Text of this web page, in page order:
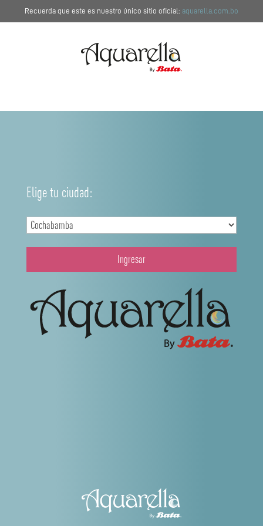
Recuerda que este es nuestro único sitio oficial: aquarella.com.bo
Elige tu ciudad:
Ingresar